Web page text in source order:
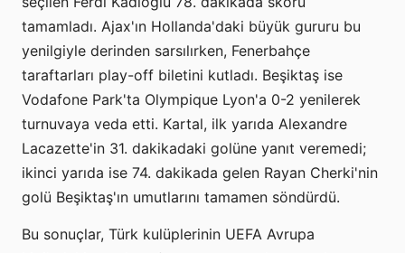
tamamladı. Ajax'ın Hollanda'daki büyük gururu bu
yenilgiyle derinden sarsılırken, Fenerbahçe
taraftarları play-off biletini kutladı. Beşiktaş ise
Vodafone Park'ta Olympique Lyon'a 0-2 yenilerek
turnuvaya veda etti. Kartal, ilk yarıda Alexandre
Lacazette'in 31. dakikadaki golüne yanıt veremedi;
ikinci yarıda ise 74. dakikada gelen Rayan Cherki'nin
golü Beşiktaş'ın umutlarını tamamen söndürdü.
Bu sonuçlar, Türk kulüplerinin UEFA Avrupa